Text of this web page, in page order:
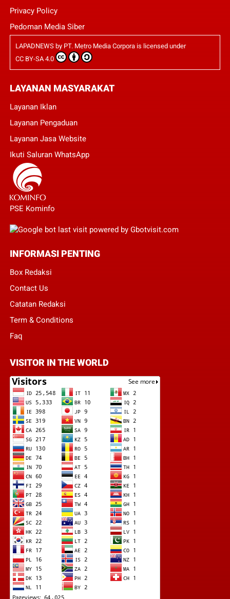
Privacy Policy
Pedoman Media Siber
LAPADNEWSby PT. Metro Media Corporais licensed under
CC BY-SA 4.0
LAYANAN MASYARAKAT
Layanan Iklan
Layanan Pengaduan
Layanan Jasa Website
Ikuti Saluran WhatsApp
PSE Kominfo
INFORMASI PENTING
Box Redaksi
Contact Us
Catatan Redaksi
Term & Conditions
Faq
VISITOR IN THE WORLD